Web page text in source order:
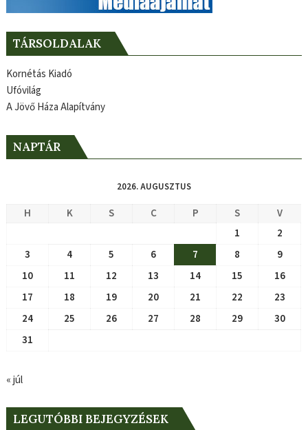
TÁRSOLDALAK
Kornétás Kiadó
Ufóvilág
A Jövő Háza Alapítvány
NAPTÁR
2026. AUGUSZTUS
H K S C P S
V
1
2
3
4 5 6 7 8
9
10
11 12 13 14 15
16
17
18 19 20 21 22
23
24
25 26 27 28 29
30
31
« júl
LEGUTÓBBI BEJEGYZÉSEK